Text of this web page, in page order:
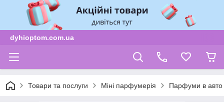
dyhioptom.com.ua
Товари та послуги Міні парфумерія Парфуми в